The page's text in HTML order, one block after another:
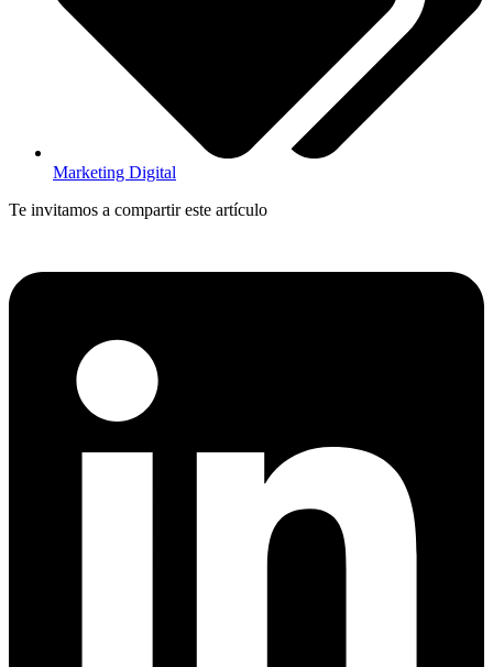
Marketing Digital
Te invitamos a compartir este artículo